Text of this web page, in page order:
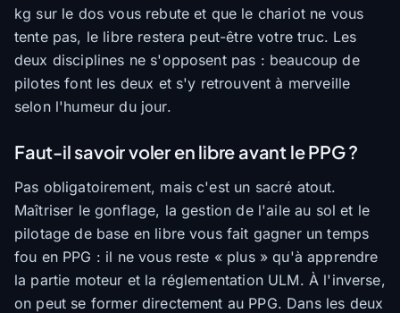
kg sur le dos vous rebute et que le chariot ne vous
tente pas, le libre restera peut-être votre truc. Les
deux disciplines ne s'opposent pas : beaucoup de
pilotes font les deux et s'y retrouvent à merveille
selon l'humeur du jour.
Faut-il savoir voler en libre avant le PPG ?
Pas obligatoirement, mais c'est un sacré atout.
Maîtriser le gonflage, la gestion de l'aile au sol et le
pilotage de base en libre vous fait gagner un temps
fou en PPG : il ne vous reste « plus » qu'à apprendre
la partie moteur et la réglementation ULM. À l'inverse,
on peut se former directement au PPG. Dans les deux